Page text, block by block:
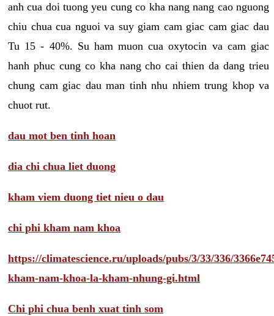
anh cua doi tuong yeu cung co kha nang nang cao nguong
chiu chua cua nguoi va suy giam cam giac cam giac dau
Tu 15 - 40%. Su ham muon cua oxytocin va cam giac
hanh phuc cung co kha nang cho cai thien da dang trieu
chung cam giac dau man tinh nhu nhiem trung khop va
chuot rut.
dau mot ben tinh hoan
dia chi chua liet duong
kham viem duong tiet nieu o dau
chi phi kham nam khoa
https://climatescience.ru/uploads/pubs/3/33/336/
kham-nam-khoa-la-kham-nhung-gi.html
Chi phi chua benh xuat tinh som